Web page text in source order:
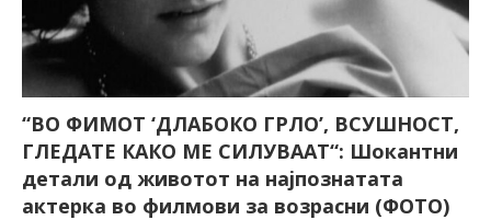
“ВО ФИМОТ ‘ДЛАБОКО ГРЛО’, ВСУШНОСТ,
ГЛЕДАТЕ КАКО МЕ СИЛУВААТ“: Шокантни
детали од животот на најпознатата
актерка во филмови за возрасни (ФОТО)